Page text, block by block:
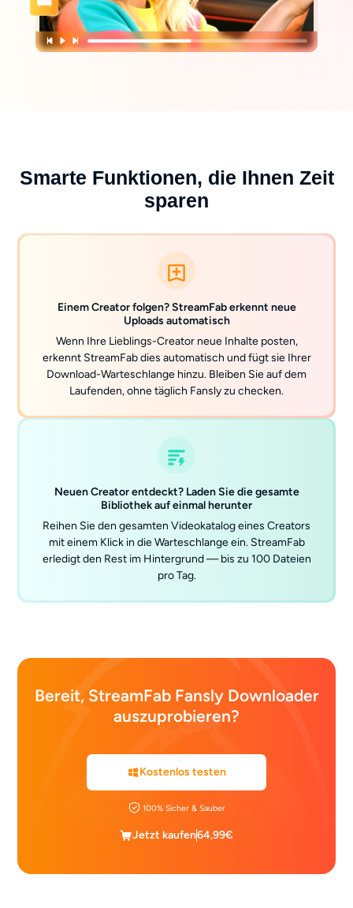
Smarte Funktionen, die Ihnen Zeit
sparen
Einem Creator folgen? StreamFab erkennt neue
Uploads automatisch
Wenn Ihre Lieblings-Creator neue Inhalte posten,
erkennt StreamFab dies automatisch und fügt sie Ihrer
Download-Warteschlange hinzu. Bleiben Sie auf dem
Laufenden, ohne täglich Fansly zu checken.
Neuen Creator entdeckt? Laden Sie die gesamte
Bibliothek auf einmal herunter
Reihen Sie den gesamten Videokatalog eines Creators
mit einem Klick in die Warteschlange ein. StreamFab
erledigt den Rest im Hintergrund — bis zu 100 Dateien
pro Tag.
Bereit, StreamFab Fansly Downloader
auszuprobieren?
Kostenlos testen
100% Sicher & Sauber
Jetzt kaufen64,99€